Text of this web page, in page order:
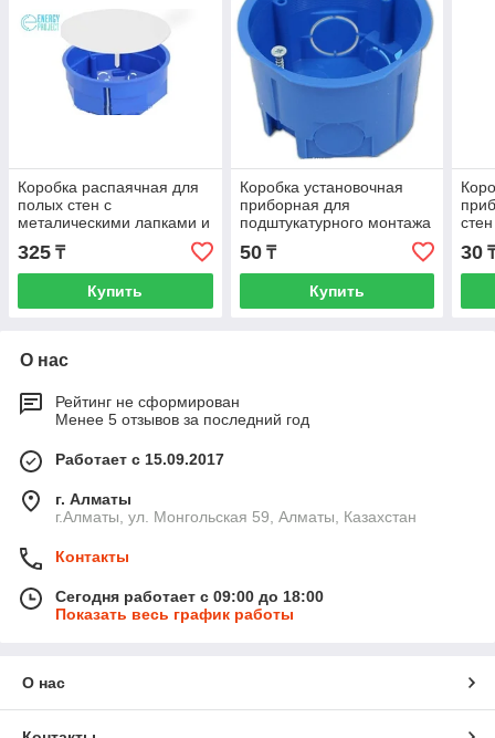
Коробка распаячная для
полых стен с
металическими лапками и
с крышкой УПрк 97/50
.1.2.
325 ₸
Купить
Коробка установочная
приборная для
подштукатурного монтажа
УПп 68/45.1.1.
50₸
Купить
30
О нас
Рейтинг не сформирован
Менее 5 отзывов за последний год
Работает с 15.09.2017
г. Алматы
г.Алматы, ул. Монгольская 59, Алматы, Казахстан
Контакты
Сегодня работает с 09:00 до 18:00
Показать весь график работы
О нас